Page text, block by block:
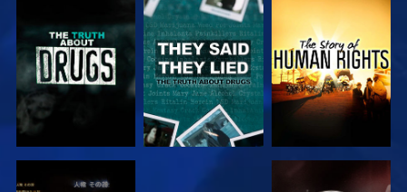
観る 観る